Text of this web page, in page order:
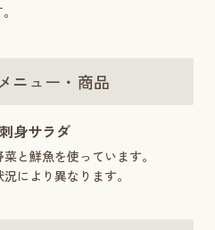
ニュー・商品
身サラダ
と鮮魚を使っています。
により異なります。